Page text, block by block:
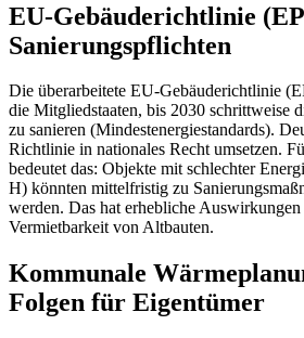
EU-Gebäuderichtlinie
Sanierungspflichten
Die überarbeitete EU-Gebäuderichtlinie
die Mitgliedstaaten, bis 2030 schrittweise
zu sanieren (Mindestenergiestandards).
Richtlinie in nationales Recht umsetzen.
bedeutet das: Objekte mit schlechter
H) könnten mittelfristig zu
werden. Das hat erhebliche
Vermietbarkeit von Altbauten.
Kommunale
Folgen für Eigentümer